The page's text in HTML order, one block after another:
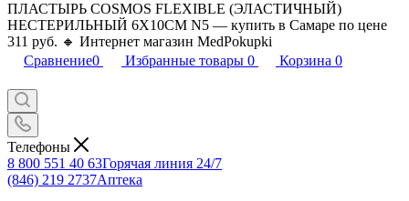
ПЛАСТЫРЬ COSMOS FLEXIBLE (ЭЛАСТИЧНЫЙ)
НЕСТЕРИЛЬНЫЙ 6Х10СМ N5 — купить в Самаре по цене
311 руб. 🔸 Интернет магазин MedPokupki
Сравнение0 Избранные товары 0 Корзина 0
Телефоны
8 800 551 40 63Горячая линия 24/7
(846) 219 2737Аптека